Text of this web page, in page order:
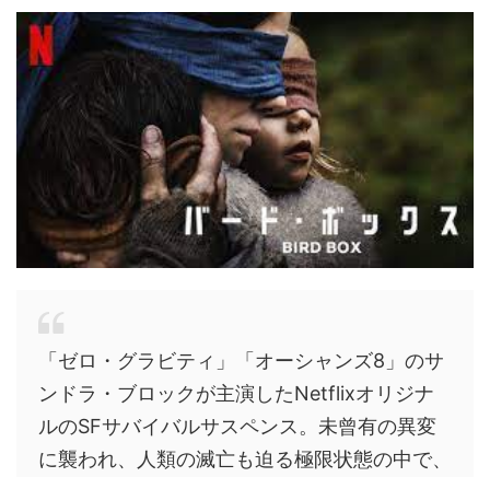
「ゼロ・グラビティ」「オーシャンズ8」のサ
ンドラ・ブロックが主演したNetflixオリジナ
ルのSFサバイバルサスペンス。未曾有の異変
に襲われ、人類の滅亡も迫る極限状態の中で、